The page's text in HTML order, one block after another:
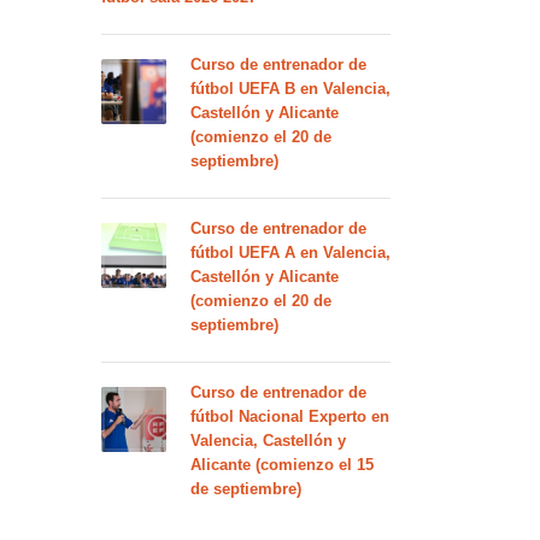
Curso de entrenador de
fútbol UEFA B en Valencia,
Castellón y Alicante
(comienzo el 20 de
septiembre)
Curso de entrenador de
fútbol UEFA A en Valencia,
Castellón y Alicante
(comienzo el 20 de
septiembre)
Curso de entrenador de
fútbol Nacional Experto en
Valencia, Castellón y
Alicante (comienzo el 15
de septiembre)